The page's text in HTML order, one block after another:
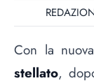
Con la
stellato,